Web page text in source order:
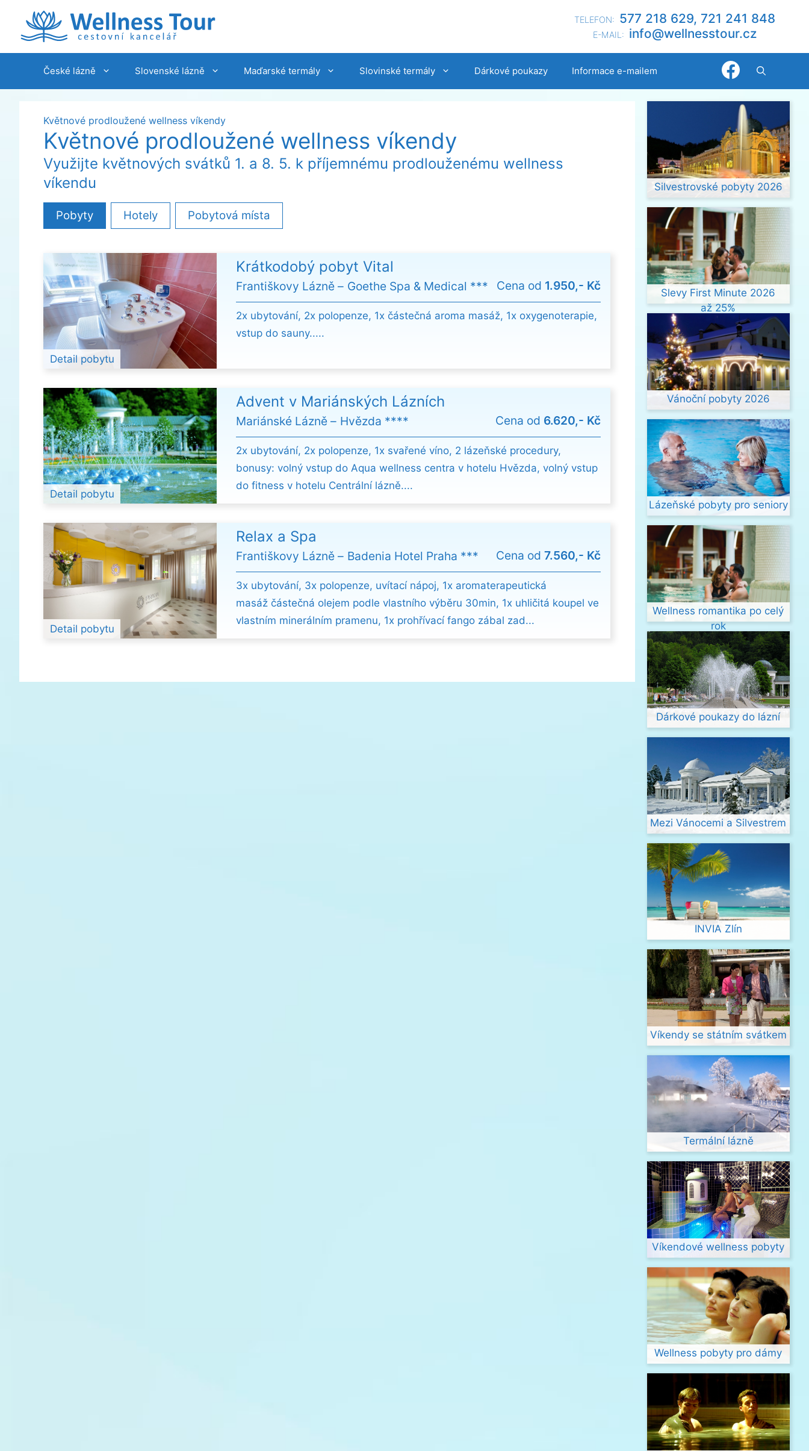
obsah
TELEFON: 577 218 629, 721 241 848
E-MAIL: zc.ru
otsse
nllew
@ofni
České lázně Slovenské lázně Maďarské termály Slovinské termály Dárkové poukazy Informace e-mailem
Květnové prodloužené wellness víkendy
Květnové prodloužené wellness víkendy
Využijte květnových svátků 1. a 8. 5. k příjemnému prodlouženému wellness
víkendu
Pobyty Hotely Pobytová místa
Krátkodobý pobyt Vital
Františkovy Lázně Goethe Spa & Medical ***
2x ubytování, 2x polopenze, 1x částečná aroma masáž, 1x oxygenoterapie,
vstup do sauny.....
Cena od 1.950,- Kč
Detail pobytu
Advent v Mariánských Lázních
Mariánské Lázně Hvězda ****
2x ubytování, 2x polopenze, 1x svařené víno, 2 lázeňské procedury,
bonusy: volný vstup do Aqua wellness centra v hotelu Hvězda, volný vstup
do fitness v hotelu Centrální lázně....
Cena od 6.620,- Kč
Detail pobytu
Relax a Spa
Františkovy Lázně Badenia Hotel Praha ***
3x ubytování, 3x polopenze, uvítací nápoj, 1x aromaterapeutická
masáž částečná olejem podle vlastního výběru 30min, 1x uhličitá koupel ve
vlastním minerálním pramenu, 1x prohřívací fango zábal zad...
Cena od 7.560,- Kč
Detail pobytu
Silvestrovské pobyty 2026
Slevy First Minute 2026
až 25%
Vánoční pobyty 2026
Lázeňské pobyty pro seniory
Wellness romantika po celý
rok
Dárkové poukazy do lázní
Mezi Vánocemi a Silvestrem
INVIA Zlín
Víkendy se státním svátkem
Termální lázně
Víkendové wellness pobyty
Wellness pobyty pro dámy